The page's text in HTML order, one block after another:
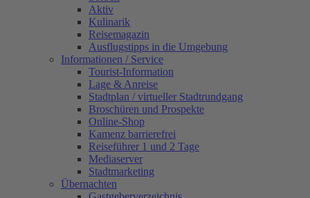
Aktiv
Kulinarik
Reisemagazin
Ausflugstipps in die Umgebung
Informationen / Service
Tourist-Information
Lage & Anreise
Stadtplan / virtueller Stadtrundgang
Broschüren und Prospekte
Online-Shop
Kamenz barrierefrei
Reiseführer 1 und 2 Tage
Mediaserver
Stadtmarketing
Übernachten